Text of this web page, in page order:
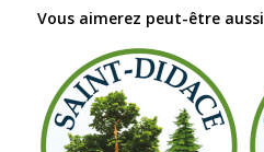
Vous aimerez peut-être aussi